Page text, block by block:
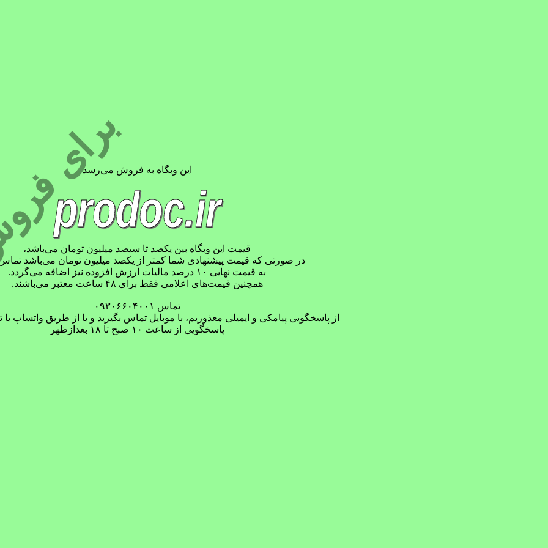
برای
این وبگاه به فروش می‌رسد
prodoc.ir
قیمت این وبگاه بین یکصد تا سیصد میلیون تومان می‌باشد،
در صورتی که قیمت پیشنهادی شما کمتر از یکصد میلیون تومان می‌باشد تماس
به قیمت نهایی ۱۰ درصد مالیات ارزش افزوده نیز اضافه می‌گردد.
همچنین قیمت‌های اعلامی فقط برای ۴۸ ساعت معتبر می‌باشند.
تماس ۰۹۳۰۶۶۰۴۰۰۱
از پاسخگویی پیامکی و ایمیلی معذوریم، با موبایل تماس بگیرید و یا از طریق واتساپ یا
پاسخگویی از ساعت ۱۰ صبح تا ۱۸ بعدازظهر